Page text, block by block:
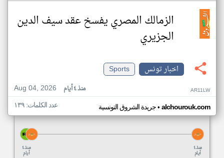
الزمالك المصري يفسخ عقد سيف الدين
الجزيري
اخبار تونس
Sports
Aug 04, 2026
منذ ٤ أيام AR11LW
جريدة الشروق التونسية• alchourouk.com عدد الكلمات: ١٣٩
منذ ٤
أيام
منذ ٤
أيام